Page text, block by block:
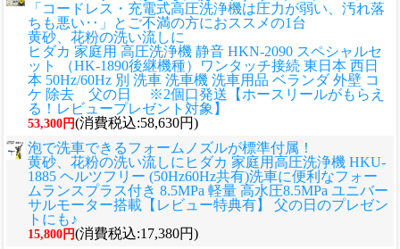
「コードレス・充電式高圧洗浄機は圧力が弱い、汚れ落
ちも悪い‥」とご不満の方におススメの1台
黄砂、花粉の洗い流しに
ヒダカ 家庭用 高圧洗浄機 静音 HKN-2090 スペシャルセ
ット （HK-1890後継機種）ワンタッチ接続 東日本 西日
本 50Hz/60Hz 別 洗車 洗車機 洗車用品 ベランダ 外壁 コ
ケ 除去 父の日 ※2個口発送【ホースリールがもらえ
る！レビュープレゼント対象】
53,300円(消費税込:58,630円)
泡で洗車できるフォームノズルが標準付属！
黄砂、花粉の洗い流しに ヒダカ 家庭用高圧洗浄機 HKU-
1885 ヘルツフリー (50Hz60Hz共有)洗車に便利なフォー
ムランスプラス付き 8.5MPa 軽量 高水圧8.5MPa ユニバー
サルモーター搭載【レビュー特典有】 父の日のプレゼン
トにも♪
15,800円(消費税込:17,380円)